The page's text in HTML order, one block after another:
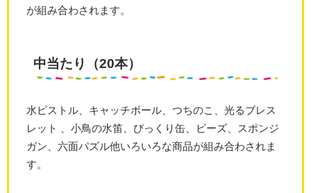
が組み合わされます。
中当たり（20本）
水ピストル、キャッチボール、つちのこ、光るブレス
レット 、小鳥の水笛、びっくり缶、ビーズ、スポンジ
ガン、六面パズル他いろいろな商品が組み合わされま
す。